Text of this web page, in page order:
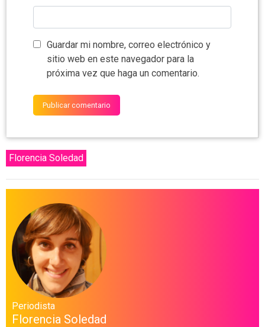
Guardar mi nombre, correo electrónico y
sitio web en este navegador para la
próxima vez que haga un comentario.
Florencia Soledad
Periodista
Florencia Soledad